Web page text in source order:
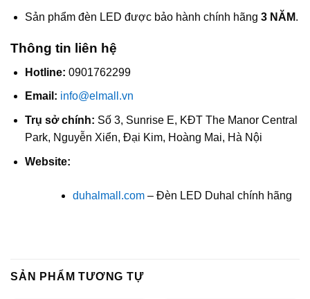
Sản phẩm đèn LED được bảo hành chính hãng 3 NĂM.
Thông tin liên hệ
Hotline: 0901762299
Email: info@elmall.vn
Trụ sở chính: Số 3, Sunrise E, KĐT The Manor Central
Park, Nguyễn Xiển, Đại Kim, Hoàng Mai, Hà Nội
Website:
duhalmall.com– Đèn LED Duhal chính hãng
SẢN PHẨM TƯƠNG TỰ